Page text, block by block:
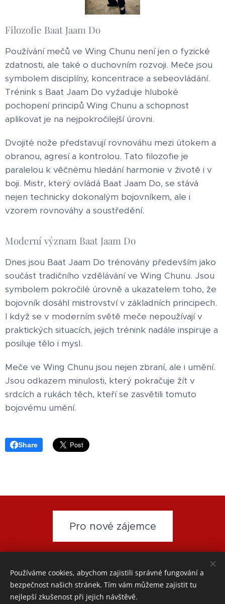
Filozofie Baat Jaam Do
Používání mečů ve Wing Chunu není jen o fyzické
zdatnosti, ale také o duchovním rozvoji. Meče jsou
symbolem disciplíny, koncentrace a sebeovládání.
Trénink s Baat Jaam Do vyžaduje hluboké
pochopení principů Wing Chunu a schopnost
aplikovat je na nejpokročilejší úrovni.
Dvojité nože představují rovnováhu mezi útokem a
obranou, agresí a kontrolou. Tato filozofie je
paralelou k věčnému hledání harmonie v životě i v
boji. Mistr, který ovládá Baat Jaam Do, se stává
nejen technicky dokonalým bojovníkem, ale i
vzorem rovnováhy a soustředění.
Moderní význam Baat Jaam Do
Dnes jsou Baat Jaam Do trénovány především jako
součást tradičního vzdělávání ve Wing Chunu. Jsou
symbolem pokročilé úrovně a ukazatelem toho, že
bojovník dosáhl mistrovství v základních principech.
I když se v moderním světě meče nepoužívají v
praktických situacích, jejich trénink nadále inspiruje a
posiluje tělo i mysl.
Meče ve Wing Chunu jsou nejen zbraní, ale i umění.
Jsou odkazem minulosti, který pokračuje žít v
srdcích a rukách těch, kteří se zasvětili tomuto
bojovému umění.
Share
Pro nové zájemce
www.wingchun-akademie.cz- email: wingchun-
akademie@seznam.cz
-Přihláška -Partneři - GDPR
Cookies
Používáme cookies, abychom zajistili správné fungování a
bezpečnost našich stránek. Tím vám můžeme zajistit tu
nejlepší zkušenost při jejich návštěvě.